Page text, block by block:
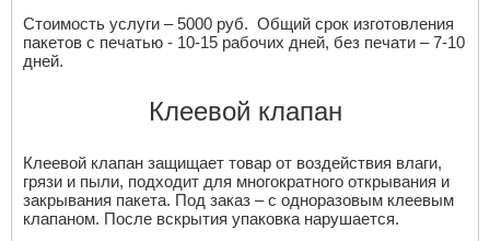
Стоимость услуги – 5000 руб. Общий срок изготовления
пакетов с печатью - 10-15 рабочих дней, без печати – 7-10
дней.
Клеевой клапан
Клеевой клапан защищает товар от воздействия влаги,
грязи и пыли, подходит для многократного открывания и
закрывания пакета. Под заказ – с одноразовым клеевым
клапаном. После вскрытия упаковка нарушается.